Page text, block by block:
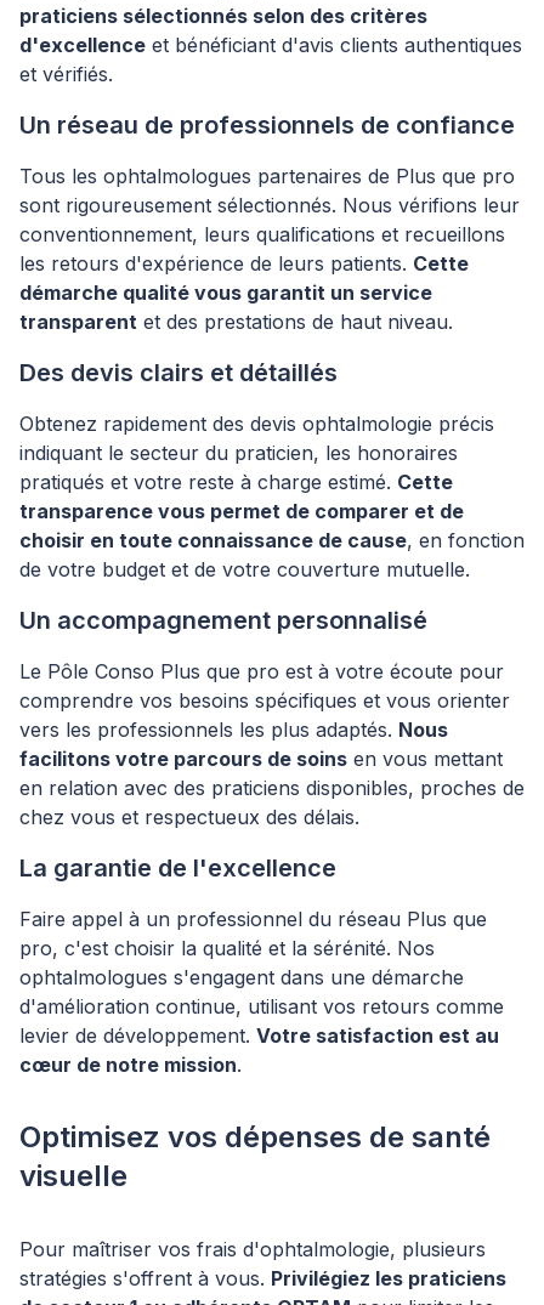
praticiens sélectionnés selon des critères
d'excellence et bénéficiant d'avis clients authentiques
et vérifiés.
Un réseau de professionnels de confiance
Tous les ophtalmologues partenaires de Plus que pro
sont rigoureusement sélectionnés. Nous vérifions leur
conventionnement, leurs qualifications et recueillons
les retours d'expérience de leurs patients. Cette
démarche qualité vous garantit un service
transparent et des prestations de haut niveau.
Des devis clairs et détaillés
Obtenez rapidement des devis ophtalmologie précis
indiquant le secteur du praticien, les honoraires
pratiqués et votre reste à charge estimé. Cette
transparence vous permet de comparer et de
choisir en toute connaissance de cause, en fonction
de votre budget et de votre couverture mutuelle.
Un accompagnement personnalisé
Le Pôle Conso Plus que pro est à votre écoute pour
comprendre vos besoins spécifiques et vous orienter
vers les professionnels les plus adaptés. Nous
facilitons votre parcours de soins en vous mettant
en relation avec des praticiens disponibles, proches de
chez vous et respectueux des délais.
La garantie de l'excellence
Faire appel à un professionnel du réseau Plus que
pro, c'est choisir la qualité et la sérénité. Nos
ophtalmologues s'engagent dans une démarche
d'amélioration continue, utilisant vos retours comme
levier de développement. Votre satisfaction est au
cœur de notre mission.
Optimisez vos dépenses de santé
visuelle
Pour maîtriser vos frais d'ophtalmologie, plusieurs
stratégies s'offrent à vous. Privilégiez les praticiens